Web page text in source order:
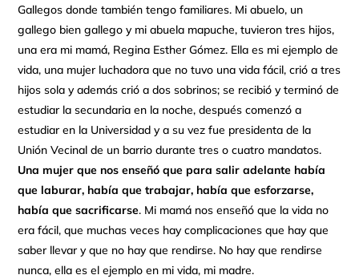
Gallegos donde también tengo familiares. Mi abuelo, un
gallego bien gallego y mi abuela mapuche, tuvieron tres hijos,
una era mi mamá, Regina Esther Gómez. Ella es mi ejemplo de
vida, una mujer luchadora que no tuvo una vida fácil, crió a tres
hijos sola y además crió a dos sobrinos; se recibió y terminó de
estudiar la secundaria en la noche, después comenzó a
estudiar en la Universidad y a su vez fue presidenta de la
Unión Vecinal de un barrio durante tres o cuatro mandatos.
Una mujer que nos enseñó que para salir adelante había
que laburar, había que trabajar, había que esforzarse,
había que sacrificarse. Mi mamá nos enseñó que la vida no
era fácil, que muchas veces hay complicaciones que hay que
saber llevar y que no hay que rendirse. No hay que rendirse
nunca, ella es el ejemplo en mi vida, mi madre.